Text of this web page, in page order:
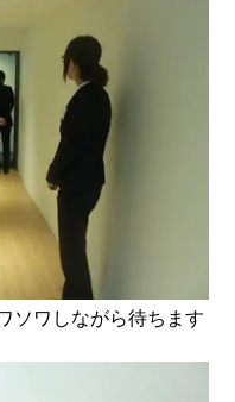
ソワしながら待ちます